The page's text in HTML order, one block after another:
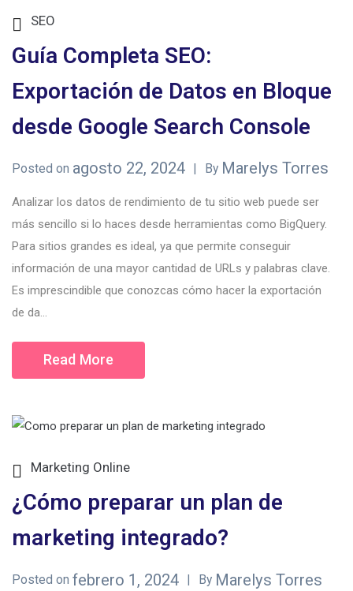
SEO
Guía Completa SEO:
Exportación de Datos en Bloque
desde Google Search Console
Posted on agosto 22, 2024 By Marelys Torres
Analizar los datos de rendimiento de tu sitio web puede ser
más sencillo si lo haces desde herramientas como BigQuery.
Para sitios grandes es ideal, ya que permite conseguir
información de una mayor cantidad de URLs y palabras clave.
Es imprescindible que conozcas cómo hacer la exportación
de da...
Read More
Marketing Online
¿Cómo preparar un plan de
marketing integrado?
Posted on febrero 1, 2024 By Marelys Torres